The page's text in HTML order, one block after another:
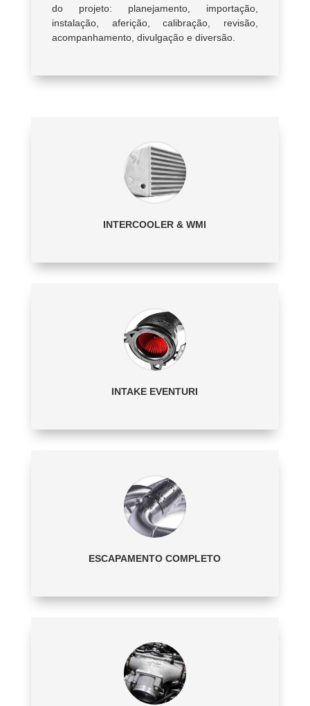
do projeto: planejamento, importação,
instalação, aferição, calibração, revisão,
acompanhamento, divulgação e diversão.
INTERCOOLER & WMI
INTAKE EVENTURI
ESCAPAMENTO COMPLETO